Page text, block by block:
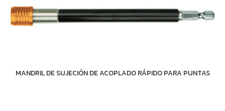
MANDRIL DE SUJECIÓN DE ACOPLADO RÁPIDO PARA PUNTAS